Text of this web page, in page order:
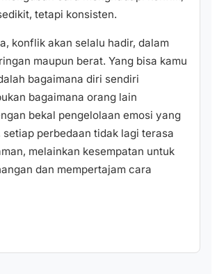
tetapi konsisten.
konflik akan selalu hadir, dalam
maupun berat. Yang bisa kamu
bagaimana diri sendiri
bagaimana orang lain
bekal pengelolaan emosi yang
setiap perbedaan tidak lagi terasa
melainkan kesempatan untuk
dan mempertajam cara